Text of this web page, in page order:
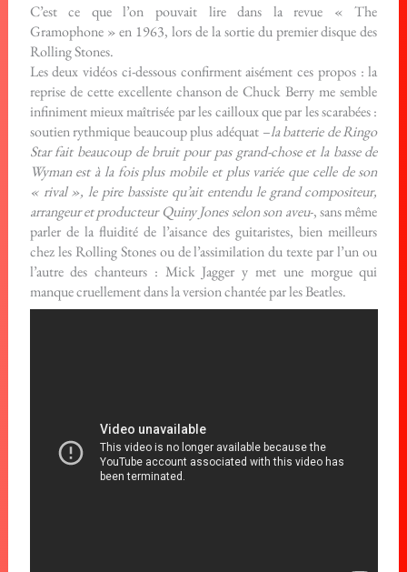
C’est ce que l’on pouvait lire dans la revue « The
Gramophone » en 1963, lors de la sortie du premier disque des
Rolling Stones.
Les deux vidéos ci-dessous confirment aisément ces propos : la
reprise de cette excellente chanson de Chuck Berry me semble
infiniment mieux maîtrisée par les cailloux que par les scarabées :
soutien rythmique beaucoup plus adéquat –la batterie de Ringo
Star fait beaucoup de bruit pour pas grand-chose et la basse de
Wyman est à la fois plus mobile et plus variée que celle de son
« rival », le pire bassiste qu’ait entendu le grand compositeur,
arrangeur et producteur Quiny Jones selon son aveu-, sans même
parler de la fluidité de l’aisance des guitaristes, bien meilleurs
chez les Rolling Stones ou de l’assimilation du texte par l’un ou
l’autre des chanteurs : Mick Jagger y met une morgue qui
manque cruellement dans la version chantée par les Beatles.